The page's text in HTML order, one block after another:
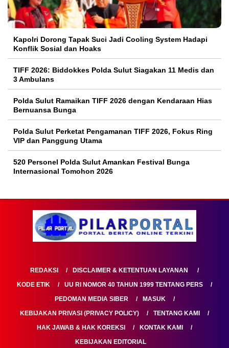
Kapolri Dorong Tapak Suci Jadi Cooling System Hadapi
Konflik Sosial dan Hoaks
TIFF 2026: Biddokkes Polda Sulut Siagakan 11 Medis dan
3 Ambulans
Polda Sulut Ramaikan TIFF 2026 dengan Kendaraan Hias
Bernuansa Bunga
Polda Sulut Perketat Pengamanan TIFF 2026, Fokus Ring
VIP dan Panggung Utama
520 Personel Polda Sulut Amankan Festival Bunga
Internasional Tomohon 2026
REDAKSI
DISCLAIMER & KETENTUAN LAYANAN
KODE ETIK
UU RI NOMOR 40 TAHUN 1999 TENTANG PERS
PEDOMAN MEDIA SIBER
MASUK
KEBIJAKAN PRIVASI (PRIVACY POLICY)
TENTANG KAMI
HAK JAWAB & HAK KOREKSI
KONTAK KAMI
KEBIJAKAN EDITORIAL